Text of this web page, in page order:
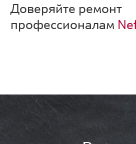
Доверяйте ремонт
профессионалам